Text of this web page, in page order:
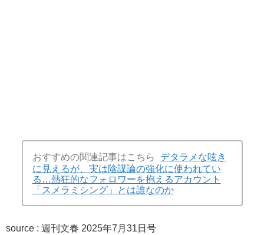
おすすめの関連記事はこちら
デタラメな呟き
に見えるが、実は陰謀論の強化に使われてい
る…熱狂的なフォロワーを抱えるアカウント
「スメラミシング」とは誰なのか
source : 週刊文春 2025年7月31日号